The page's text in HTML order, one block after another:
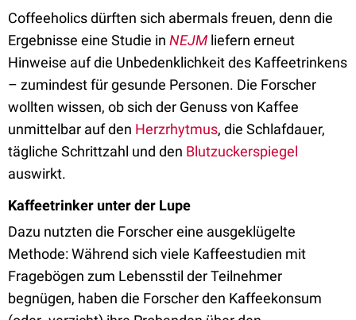
Coffeeholics dürften sich abermals freuen, denn die
Ergebnisse eine Studie in NEJM liefern erneut
Hinweise auf die Unbedenklichkeit des Kaffeetrinkens
– zumindest für gesunde Personen. Die Forscher
wollten wissen, ob sich der Genuss von Kaffee
unmittelbar auf den Herzrhytmus, die Schlafdauer,
tägliche Schrittzahl und den Blutzuckerspiegel
auswirkt.
Kaffeetrinker unter der Lupe
Dazu nutzten die Forscher eine ausgeklügelte
Methode: Während sich viele Kaffeestudien mit
Fragebögen zum Lebensstil der Teilnehmer
begnügen, haben die Forscher den Kaffeekonsum